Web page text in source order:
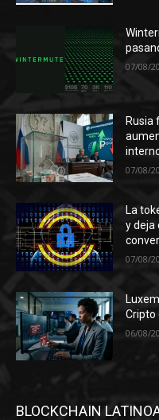
07/08/
Rusia
07/08/
La
y deja
07/08/
Cripto
06/08/
BLOCKCHAIN